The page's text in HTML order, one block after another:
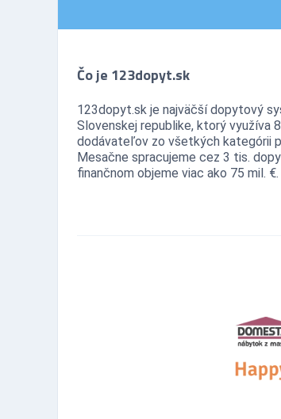
Čo je 123dopyt.sk
123dopyt.sk je najväčší dopytový
Slovenskej republike, ktorý využíva
dodávateľov zo všetkých kategórii
Mesačne spracujeme cez 3 tis.
finančnom objeme viac ako 75 mil. €.